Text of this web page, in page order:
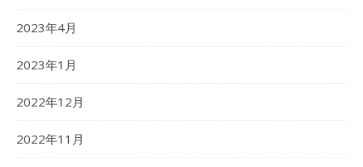
2023年4月
2023年1月
2022年12月
2022年11月